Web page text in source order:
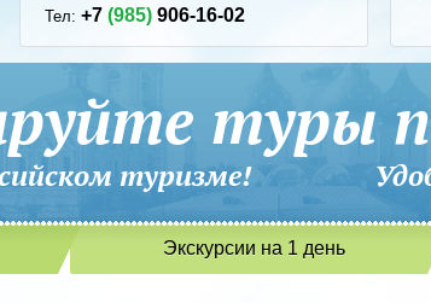
Тел:+7(985) 906-16-02
туры
туризме!
Экскурсии на 1 день